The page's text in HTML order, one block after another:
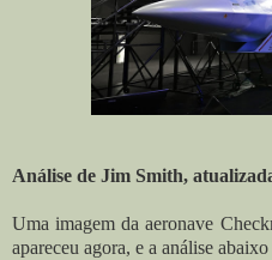
Análise de Jim Smith,
Uma imagem da aeronave
apareceu agora, e a análise